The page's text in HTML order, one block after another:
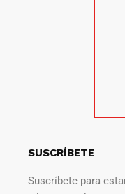
SUSCRÍBETE
Suscríbete para